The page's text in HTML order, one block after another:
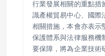
行業發展相關的重點措
識產權貿易中心、國際
相關措施，本會亦表示
保護體系與法律服務機
要保障，將為企業技術